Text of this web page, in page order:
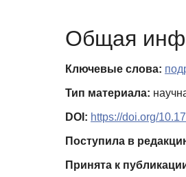
Общая
Ключевые слова:
Тип материала:
DOI: https://doi.org/
Поступила в
Принята к